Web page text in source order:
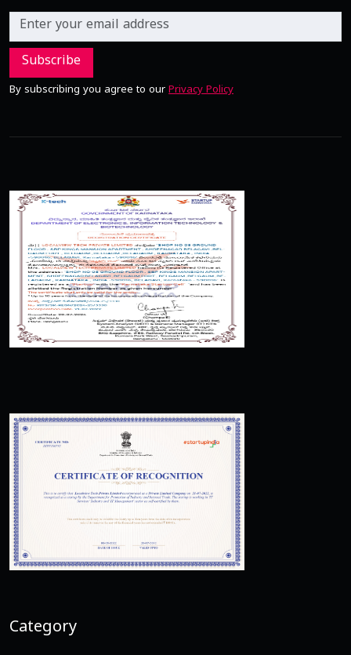
Subscribe
By subscribing you agree to our Privacy Policy
Category